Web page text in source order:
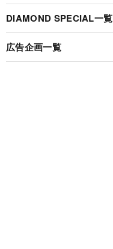
DIAMOND SPECIAL一覧
広告企画一覧